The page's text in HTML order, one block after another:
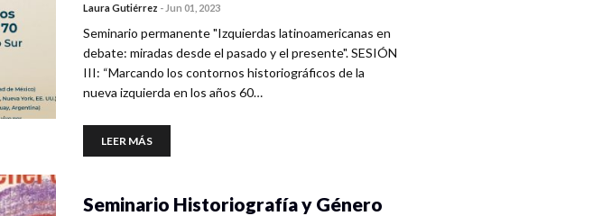
Laura Gutiérrez - Jun 01, 2023
Seminario permanente "Izquierdas latinoamericanas en
debate: miradas desde el pasado y el presente". SESIÓN
III: “Marcando los contornos historiográficos de la
nueva izquierda en los años 60…
LEER MÁS
Seminario Historiografía y Género